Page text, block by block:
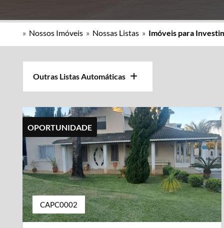
» Nossos Imóveis » Nossas Listas » Imóveis para
Outras Listas Automáticas
OPORTUNIDADE
CAPC0002